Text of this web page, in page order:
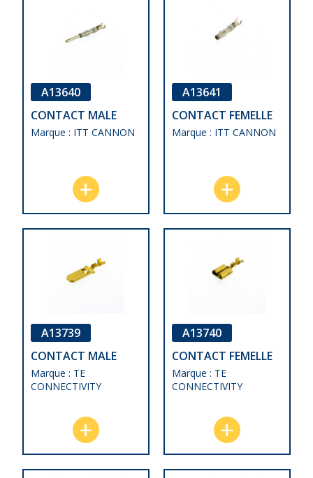
A13640
CONTACT MALE
Marque : ITT CANNON
A13641
CONTACT FEMELLE
Marque : ITT CANNON
A13739
CONTACT MALE
Marque : TE
CONNECTIVITY
A13740
CONTACT FEMELLE
Marque : TE
CONNECTIVITY